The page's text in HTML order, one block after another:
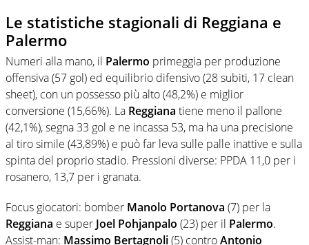
Le statistiche stagionali di Reggiana e
Palermo
Numeri alla mano, il Palermo primeggia per produzione
offensiva (57 gol) ed equilibrio difensivo (28 subiti, 17 clean
sheet), con un possesso più alto (48,2%) e miglior
conversione (15,66%). La Reggiana tiene meno il pallone
(42,1%), segna 33 gol e ne incassa 53, ma ha una precisione
al tiro simile (43,89%) e può far leva sulle palle inattive e sulla
spinta del proprio stadio. Pressioni diverse: PPDA 11,0 per i
rosanero, 13,7 per i granata.
Focus giocatori: bomber Manolo Portanova (7) per la
Reggiana e super Joel Pohjanpalo (23) per il Palermo.
Assist-man: Massimo Bertagnoli(5) controAntonio